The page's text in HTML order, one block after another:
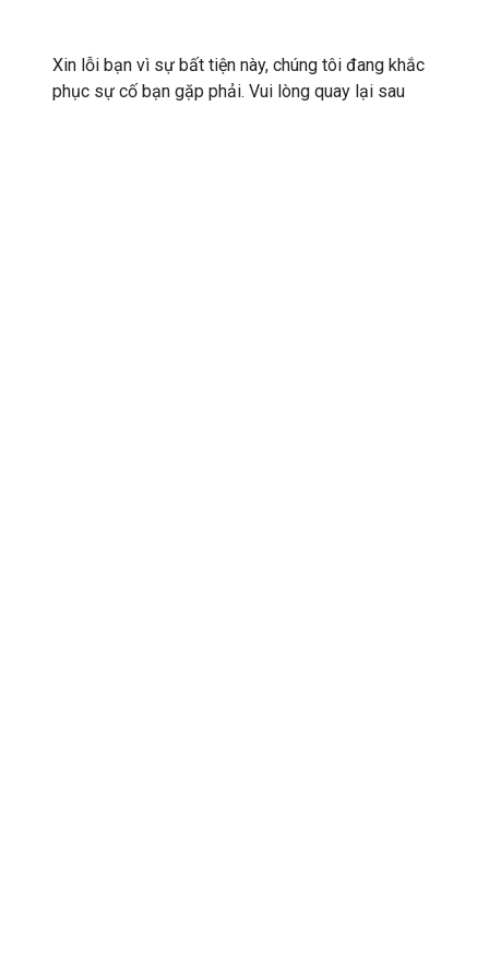
Xin lỗi bạn vì sự bất tiện này, chúng tôi đang khắc
phục sự cố bạn gặp phải. Vui lòng quay lại sau